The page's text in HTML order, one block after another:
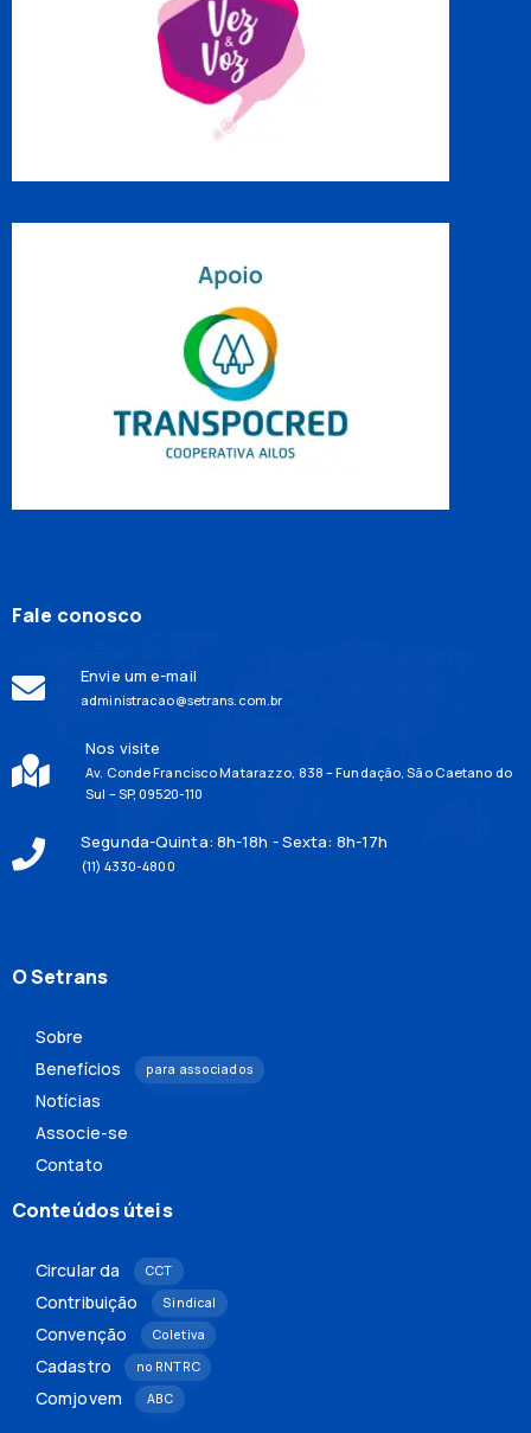
Fale conosco
Envie um e-mail
administracao@setrans.com.br
Nos visite
Av. Conde Francisco Matarazzo, 838 – Fundação, São Caetano do
Sul – SP, 09520-110
Segunda-Quinta: 8h-18h - Sexta: 8h-17h
(11) 4330-4800
O Setrans
Sobre
Benefícios
para associados
Notícias
Associe-se
Contato
Conteúdos úteis
Circular da CCT
Contribuição Sindical
Convenção Coletiva
Cadastro no RNTRC
Comjovem ABC